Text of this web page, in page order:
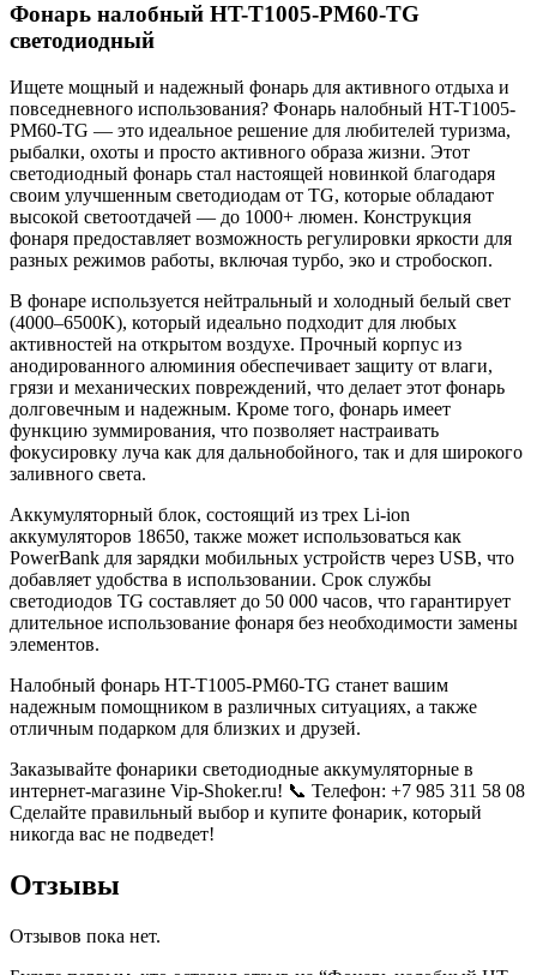
Фонарь налобный HT-T1005-PM60-TG
светодиодный
Ищете мощный и надежный фонарь для активного отдыха и
повседневного использования? Фонарь налобный HT-T1005-
PM60-TG — это идеальное решение для любителей туризма,
рыбалки, охоты и просто активного образа жизни. Этот
светодиодный фонарь стал настоящей новинкой благодаря
своим улучшенным светодиодам от TG, которые обладают
высокой светоотдачей — до 1000+ люмен. Конструкция
фонаря предоставляет возможность регулировки яркости для
разных режимов работы, включая турбо, эко и стробоскоп.
В фонаре используется нейтральный и холодный белый свет
(4000–6500K), который идеально подходит для любых
активностей на открытом воздухе. Прочный корпус из
анодированного алюминия обеспечивает защиту от влаги,
грязи и механических повреждений, что делает этот фонарь
долговечным и надежным. Кроме того, фонарь имеет
функцию зуммирования, что позволяет настраивать
фокусировку луча как для дальнобойного, так и для широкого
заливного света.
Аккумуляторный блок, состоящий из трех Li-ion
аккумуляторов 18650, также может использоваться как
PowerBank для зарядки мобильных устройств через USB, что
добавляет удобства в использовании. Срок службы
светодиодов TG составляет до 50 000 часов, что гарантирует
длительное использование фонаря без необходимости замены
элементов.
Налобный фонарь HT-T1005-PM60-TG станет вашим
надежным помощником в различных ситуациях, а также
отличным подарком для близких и друзей.
Заказывайте фонарики светодиодные аккумуляторные в
интернет-магазине Vip-Shoker.ru! 📞 Телефон: +7 985 311 58 08
Сделайте правильный выбор и купите фонарик, который
никогда вас не подведет!
Отзывы
Отзывов пока нет.